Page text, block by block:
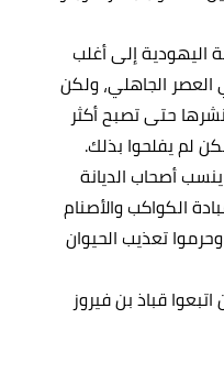
اليهودية إلى أغلب
الجاهلي، ولكن
نشرها حتى تصبح أكثر
لم يفلحوا بذلك.
ينسب أصحاب الديانة
الكواكب والأصنام
تعذيب الحيوان
قباذ بن فيروز